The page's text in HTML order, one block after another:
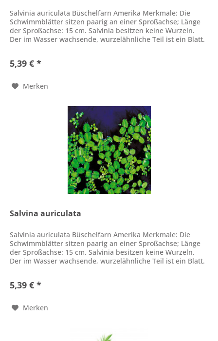
Salvinia auriculata Büschelfarn Amerika Merkmale: Die
Schwimmblätter sitzen paarig an einer Sproßachse; Länge
der Sproßachse: 15 cm. Salvinia besitzen keine Wurzeln.
Der im Wasser wachsende, wurzelähnliche Teil ist ein Blatt.
5,39 € *
Merken
Salvina auriculata
Salvinia auriculata Büschelfarn Amerika Merkmale: Die
Schwimmblätter sitzen paarig an einer Sproßachse; Länge
der Sproßachse: 15 cm. Salvinia besitzen keine Wurzeln.
Der im Wasser wachsende, wurzelähnliche Teil ist ein Blatt.
5,39 € *
Merken